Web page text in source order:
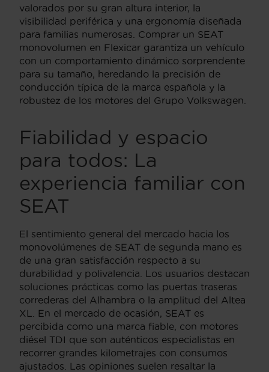
valorados por su gran altura interior, la
visibilidad periférica y una ergonomía diseñada
para familias numerosas. Comprar un SEAT
monovolumen en Flexicar garantiza un vehículo
con un comportamiento dinámico sorprendente
para su tamaño, heredando la precisión de
conducción típica de la marca española y la
robustez de los motores del Grupo Volkswagen.
Fiabilidad y espacio
para todos: La
experiencia familiar con
SEAT
El sentimiento general del mercado hacia los
monovolúmenes de SEAT de segunda mano es
de una gran satisfacción respecto a su
durabilidad y polivalencia. Los usuarios destacan
soluciones prácticas como las puertas traseras
correderas del Alhambra o la amplitud del Altea
XL. En el mercado de ocasión, SEAT es
percibida como una marca fiable, con motores
diésel TDI que son auténticos especialistas en
recorrer grandes kilometrajes con consumos
ajustados. Las opiniones suelen resaltar la